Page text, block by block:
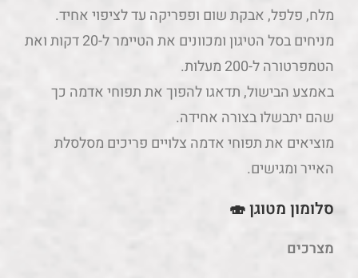
מלח, פלפל, אבקת שום ופפריקה עד לציפוי אחיד.
מניחים בסל הטיגון ומכוונים את הטיימר ל-20 דקות ואת
הטמפרטורה ל-200 מעלות.
באמצע הבישול, תדאגו להפוך את תפוחי אדמה כך
שהם יתבשלו בצורה אחידה.
מוציאים את תפוחי אדמה צלויים פריכים מסלסלת
האייר ומגישים.
סלומון מטוגן 🍣
מצרכים